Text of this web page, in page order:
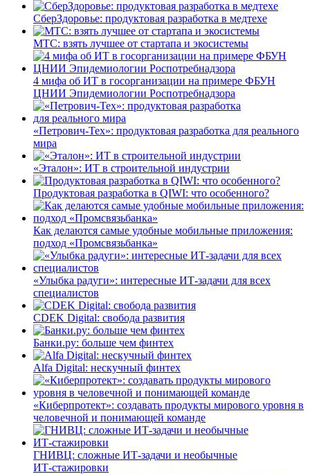
СберЗдоровье: продуктовая разработка в медтехе
МТС: взять лучшее от стартапа и экосистемы
4 мифа об ИТ в госорганизации на примере ФБУН
ЦНИИ Эпидемиологии Роспотребнадзора
«Петрович-Тех»: продуктовая разработка для реального
мира
«Эталон»: ИТ в строительной индустрии
Продуктовая разработка в QIWI: что особенного?
Как делаются самые удобные мобильные приложения:
подход «Промсвязьбанка»
«Улыбка радуги»: интересные ИТ-задачи для всех
специалистов
CDEK Digital: свобода развития
Банки.ру: больше чем финтех
Alfa Digital: нескучный финтех
«Киберпротект»: создавать продукты мирового уровня в
человечной и понимающей команде
ГНИВЦ: сложные ИТ‑задачи и необычные
ИТ‑стажировки